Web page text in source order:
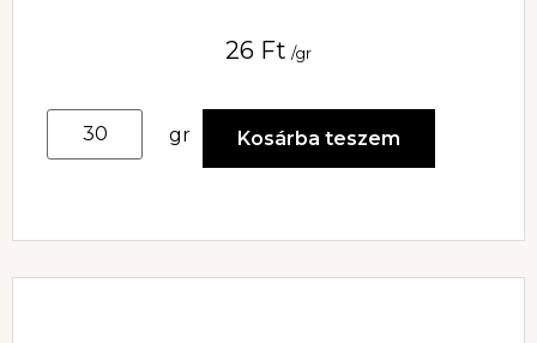
26 Ft /gr
gr Kosárba teszem